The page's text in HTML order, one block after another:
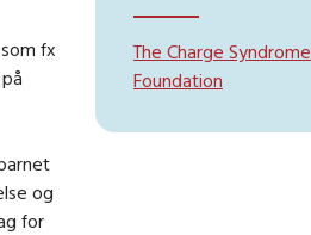
fx
og
for
The Charge Syndrome
Foundation